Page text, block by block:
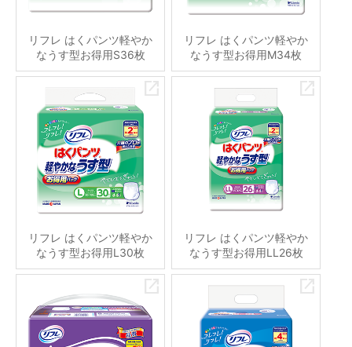
リフレ はくパンツ軽やか
なうす型お得用S36枚
リフレ はくパンツ軽やか
なうす型お得用M34枚
リフレ はくパンツ軽やか
なうす型お得用L30枚
リフレ はくパンツ軽やか
なうす型お得用LL26枚